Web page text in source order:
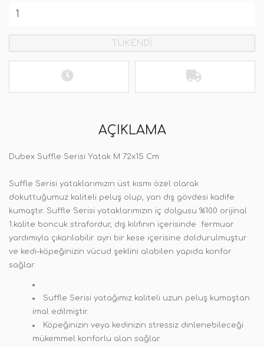
TÜKENDİ
AÇIKLAMA
Dubex Suffle Serisi Yatak M 72x15 Cm
Suffle Serisi yataklarımızın üst kısmı özel olarak
dokuttuğumuz kaliteli peluş olup, yan dış gövdesi kadife
kumaştır. Suffle Serisi yataklarımızın iç dolgusu %100 orijinal
1.kalite boncuk strafordur, dış kılıfının içerisinde fermuar
yardımıyla çıkarılabilir ayrı bir kese içerisine doldurulmuştur
ve kedi-köpeğinizin vücud şeklini alabilen yapıda konfor
sağlar.
Suffle Serisi yatağımız kaliteli uzun peluş kumaştan
imal edilmiştir.
Köpeğinizin veya kedinizin stressiz dinlenebileceği
mükemmel konforlu alan sağlar.